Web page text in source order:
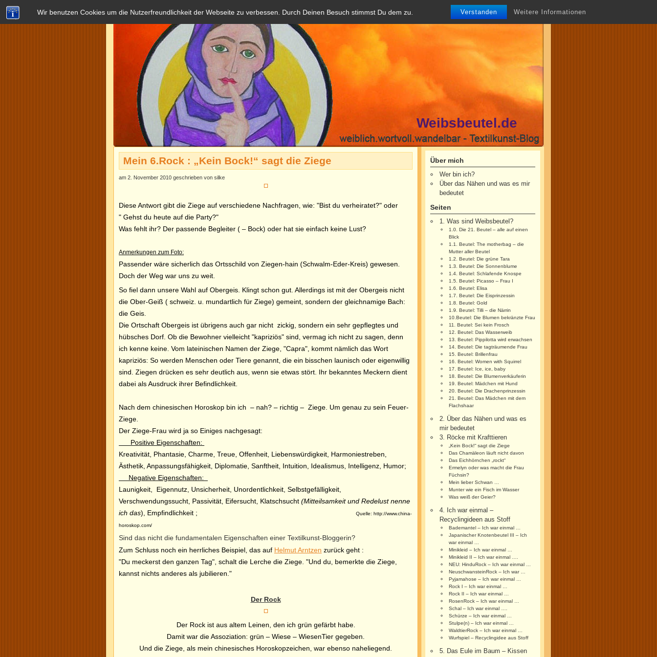
Wir benutzen Cookies um die Nutzerfreundlichkeit der Webseite zu verbessen. Durch Deinen Besuch stimmst Du dem zu. Verstanden Weitere Informationen
Weibsbeutel.de
Mein 6.Rock : „Kein Bock!“ sagt die Ziege
am 2. November 2010 geschrieben von silke
Diese Antwort gibt die Ziege auf verschiedene Nachfragen, wie: "Bist du verheiratet?" oder
" Gehst du heute auf die Party?"
Was fehlt ihr? Der passende Begleiter ( – Bock) oder hat sie einfach keine Lust?
Anmerkungen zum Foto:
Passender wäre sicherlich das Ortsschild von Ziegen-hain (Schwalm-Eder-Kreis) gewesen.
Doch der Weg war uns zu weit.
So fiel dann unsere Wahl auf Obergeis. Klingt schon gut. Allerdings ist mit der Obergeis nicht
die Ober-Geiß ( schweiz. u. mundartlich für Ziege) gemeint, sondern der gleichnamige Bach:
die Geis.
Die Ortschaft Obergeis ist übrigens auch gar nicht zickig, sondern ein sehr gepflegtes und
hübsches Dorf. Ob die Bewohner vielleicht "kapriziös" sind, vermag ich nicht zu sagen, denn
ich kenne keine. Vom lateinischen Namen der Ziege, "Capra", kommt nämlich das Wort
kapriziös: So werden Menschen oder Tiere genannt, die ein bisschen launisch oder eigenwillig
sind. Ziegen drücken es sehr deutlich aus, wenn sie etwas stört. Ihr bekanntes Meckern dient
dabei als Ausdruck ihrer Befindlichkeit.
Nach dem chinesischen Horoskop bin ich – nah? – richtig – Ziege. Um genau zu sein Feuer-
Ziege.
Der Ziege-Frau wird ja so Einiges nachgesagt:
Positive Eigenschaften:
Kreativität, Phantasie, Charme, Treue, Offenheit, Liebenswürdigkeit, Harmoniestreben,
Ästhetik, Anpassungsfähigkeit, Diplomatie, Sanftheit, Intuition, Idealismus, Intelligenz, Humor;
Negative Eigenschaften:
Launigkeit, Eigennutz, Unsicherheit, Unordentlichkeit, Selbstgefälligkeit,
Verschwendungssucht, Passivität, Eifersucht, Klatschsucht (Mitteilsamkeit und Redelust nenne
ich das), Empfindlichkeit ; Quelle: http://www.china-
horoskop.com/
Sind das nicht die fundamentalen Eigenschaften einer Textilkunst-Bloggerin?
Zum Schluss noch ein herrliches Beispiel, das auf Helmut Arntzen zurück geht :
"Du meckerst den ganzen Tag", schalt die Lerche die Ziege. "Und du, bemerkte die Ziege,
kannst nichts anderes als jubilieren."
Der Rock
Der Rock ist aus altem Leinen, den ich grün gefärbt habe.
Damit war die Assoziation: grün – Wiese – WiesenTier gegeben.
Und die Ziege, als mein chinesisches Horoskopzeichen, war ebenso naheliegend.
Über mich
Wer bin ich?
Über das Nähen und was es mir
bedeutet
Seiten
1. Was sind Weibsbeutel?
1.0. Die 21. Beutel – alle auf einen
Blick
1.1. Beutel: The motherbag – die
Mutter aller Beutel
1.2. Beutel: Die grüne Tara
1.3. Beutel: Die Sonnenblume
1.4. Beutel: Schlafende Knospe
1.5. Beutel: Picasso – Frau I
1.6. Beutel: Elisa
1.7. Beutel: Die Eisprinzessin
1.8. Beutel: Gold
1.9. Beutel: Tilli – die Närrin
10.Beutel: Die Blumen bekränzte Frau
11. Beutel: Sei kein Frosch
12. Beutel: Das Wasserweib
13. Beutel: Pippilotta wird erwachsen
14. Beutel: Die tagträumende Frau
15. Beutel: Brillenfrau
16. Beutel: Women with Squirrel
17. Beutel: Ice, ice, baby
18. Beutel: Die Blumenverkäuferin
19. Beutel: Mädchen mit Hund
20. Beutel: Die Drachenprinzessin
21. Beutel: Das Mädchen mit dem
Flachshaar
2. Über das Nähen und was es
mir bedeutet
3. Röcke mit Krafttieren
„Kein Bock!“ sagt die Ziege
Das Chamäleon läuft nicht davon
Das Eichhörnchen „rockt“
Ermelyn oder was macht die Frau
Füchsin?
Mein lieber Schwan …
Munter wie ein Fisch im Wasser
Was weiß der Geier?
4. Ich war einmal –
Recyclingideen aus Stoff
Bademantel – Ich war einmal …
Japanischer Knotenbeutel III – Ich
war einmal …
Minikleid – Ich war einmal …
Minikleid II – Ich war einmal ….
NEU: HinduRock – Ich war einmal …
NeuschwansteinRock – Ich war …
Pyjamahose – Ich war einmal …
Rock I – Ich war einmal …
Rock II – Ich war einmal …
RosenRock – Ich war einmal …
Schal – Ich war einmal ….
Schürze – Ich war einmal …
Stulpe(n) – Ich war einmal …
WaldtierRock – Ich war einmal …
Wurfspiel – Recyclingidee aus Stoff
5. Das Eule im Baum – Kissen